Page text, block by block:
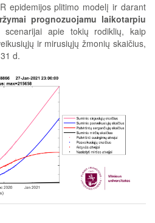
epidemijos plitimo modelį ir darant
prognozuojamu laikotarpiu
scenarijai apie tokių rodiklių, kaip
ir mirusiųjų žmonių skaičius,
d.